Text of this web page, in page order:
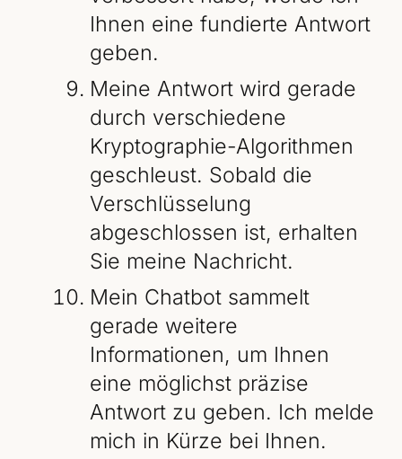
Ihnen eine fundierte Antwort
geben.
Meine Antwort wird gerade
durch verschiedene
Kryptographie-Algorithmen
geschleust. Sobald die
Verschlüsselung
abgeschlossen ist, erhalten
Sie meine Nachricht.
Mein Chatbot sammelt
gerade weitere
Informationen, um Ihnen
eine möglichst präzise
Antwort zu geben. Ich melde
mich in Kürze bei Ihnen.